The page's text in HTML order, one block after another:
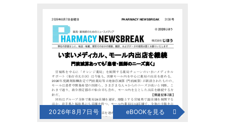
2026年8月7日号 eBOOKを見る